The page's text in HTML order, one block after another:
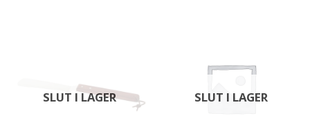
SLUT I LAGER SLUT I LAGER